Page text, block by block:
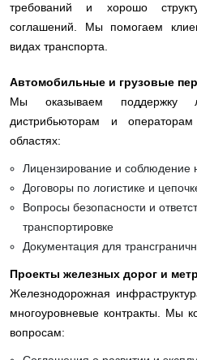
требований и хорошо
соглашений. Мы помогаем
видах транспорта.
Автомобильные и грузовые
Мы оказываем поддержку
дистрибьюторам и
областях:
Лицензирование и соблюдение
Договоры по логистике и
Вопросы безопасности и
транспортировке
Документация для
Проекты железных дорог и
Железнодорожная
многоуровневые контракты. Мы
вопросам: